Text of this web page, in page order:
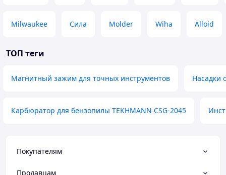
Milwaukee Сила Molder Wiha Alloid
ТОП теги
Магнитный зажим для точных инструментов Насадки
Карбюратор для бензопилы TEKHMANN CSG-2045
Покупателям
Продавцам